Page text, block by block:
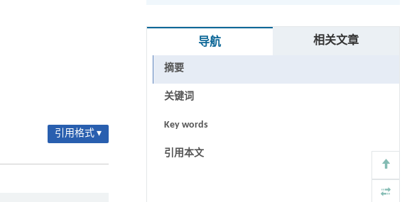
引用格式 ▾
导航 相关文章
摘要
关键词
Key words
引用本文